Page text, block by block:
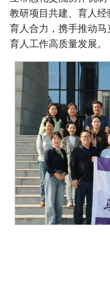
教研项目共建、育人
育人合力，携手推动
育人工作高质量发展。